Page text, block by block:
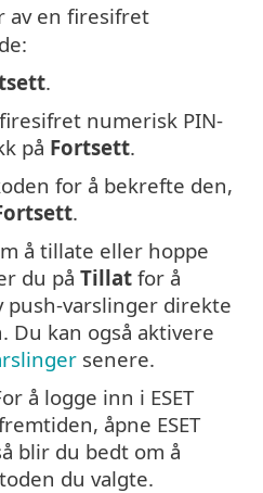
av en firesifret
.
numerisk PIN-
på Fortsett.
for å bekrefte den,
.
å tillate eller hoppe
du på Tillat for å
push-varslinger direkte
Du kan også aktivere
senere.
å logge inn i ESET
åpne ESET
blir du bedt om å
du valgte.